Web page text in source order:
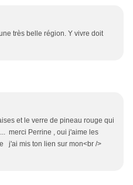
très belle région. Y vivre doit
et le verre de pineau rouge qui
merci Perrine , oui j'aime les
j'ai mis ton lien sur mon<br />